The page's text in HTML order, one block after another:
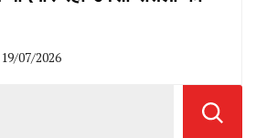
19/07/2026